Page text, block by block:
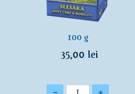
100 g
35,00 lei
Cantitate